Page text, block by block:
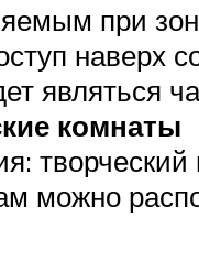
при
наверх
являться
комнаты
можно